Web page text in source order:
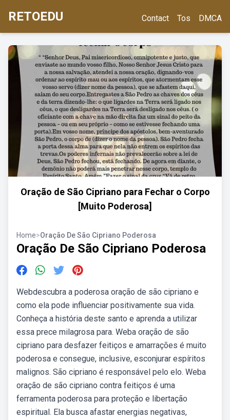
RETOEDU Contact Tos DMCA
Oração de São Cipriano para Fechar o Corpo
[Muito Poderosa]
Home>Oração De São Cipriano Poderosa
Oração De São Cipriano Poderosa
Webdescubra a poderosa oração de são cipriano e
como ela pode influenciar positivamente sua vida.
Conheça a história deste santo e aprenda a utilizar
essa prece milagrosa para. Weba oração de são
cipriano para desfazer feitiços e amarrações é muito
poderosa e consegue, inclusive, esconjurar espíritos
malignos. São cipriano é responsável pelo elo. Weba
oração de são cipriano contra feitiços é uma
ferramenta poderosa para proteção e libertação
espiritual. Ela busca afastar energias negativas,